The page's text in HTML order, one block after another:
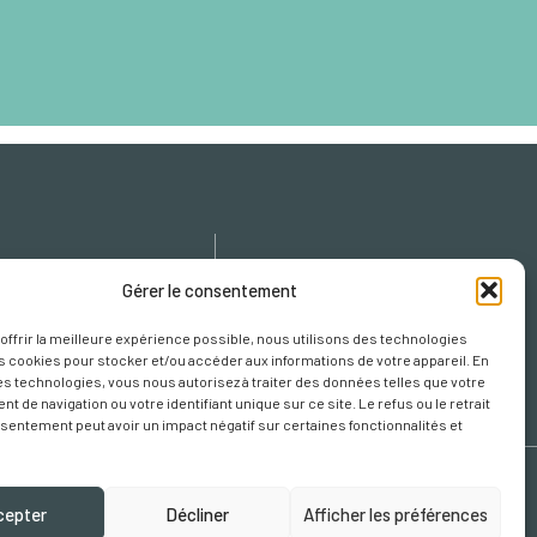
Gérer le consentement
offrir la meilleure expérience possible, nous utilisons des technologies
cookies pour stocker et/ou accéder aux informations de votre appareil. En
technologies, vous nous autorisez à traiter des données telles que votre
de navigation ou votre identifiant unique sur ce site. Le refus ou le retrait
peut avoir un impact négatif sur certaines fonctionnalités et
Décliner Afficher les préférences